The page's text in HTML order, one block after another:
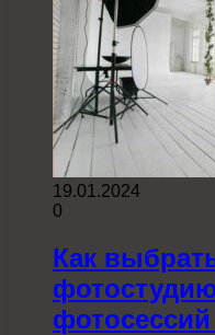
19.01.2024
0
Как